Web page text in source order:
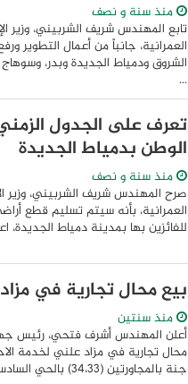
منذ سنة و نصف
تابع المهندس شريف الشربيني، وزير
العمرانية، جانباً من أعمال التطوير
الشروق ودمياط الجديدة وبدر،
...
تعرف على الجدول
الوطن بدمياط الجديدة
منذ سنة و نصف
صرح المهندس شريف الشربيني، وزير
العمرانية، بأنه سيتم تسليم قطع
للفائزين بها بمدينة دمياط الجديدة، اعتباراً من
بيع محال تجارية في
منذ سنتين
محال تجارية في مزاد علني لخدمة
جنة بالمجاورتين (٣٤،٣٣) بالحي السادس بمدينة دمياط الجديدة. وأشار ...